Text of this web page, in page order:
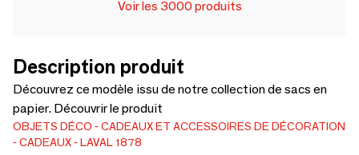
Voir les 3000 produits
Description produit
Découvrez ce modèle issu de notre collection de sacs en
papier. Découvrir le produit
OBJETS DÉCO
CADEAUX ET ACCESSOIRES DE DÉCORATION
CADEAUX
LAVAL 1878